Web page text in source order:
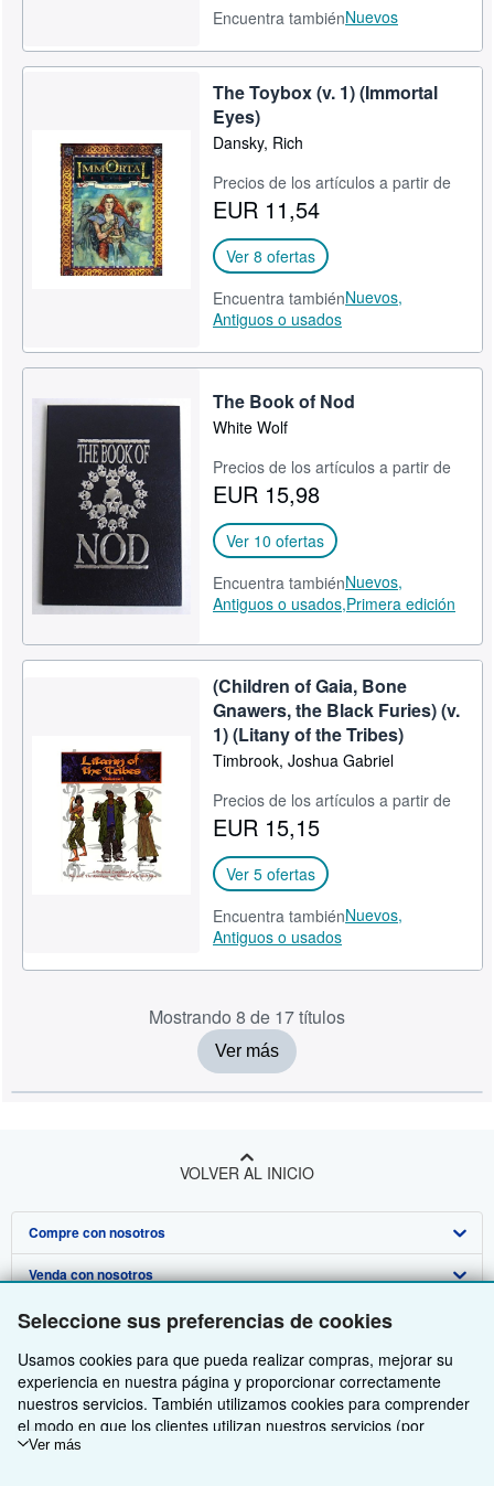
Seleccione sus preferencias de cookies
Usamos cookies para que pueda realizar compras, mejorar su
experiencia en nuestra página y proporcionar correctamente
nuestros servicios. También utilizamos cookies para comprender
el modo en que los clientes utilizan nuestros servicios (por
ejemplo, midiendo las visitas al sitio) y así poder realizar mejoras.
Ver más
Encuentra tambiénNuevos
The Toybox (v. 1) (Immortal
Eyes)
Dansky, Rich
Precios de los artículos a partir de
EUR 11,54
Ver 8 ofertas
Encuentra tambiénNuevos,
Antiguos o usados
The Book of Nod
White Wolf
Precios de los artículos a partir de
EUR 15,98
Ver 10 ofertas
Encuentra tambiénNuevos,
Antiguos o usados,Primera edición
(Children of Gaia, Bone
Gnawers, the Black Furies) (v.
1) (Litany of the Tribes)
Timbrook, Joshua Gabriel
Precios de los artículos a partir de
EUR 15,15
Ver 5 ofertas
Encuentra tambiénNuevos,
Antiguos o usados
Mostrando 8 de 17 títulos
Ver más
VOLVER AL INICIO
Compre con nosotros
Búsqueda avanzada
Colecciones
Mi cuenta
Mis pedidos
Ver carrito
Venda con nosotros
Comenzar a vender
Únase a nuestro programa de afiliados
Recomiende un vendedor
Sobre nosotros
Sobre IberLibro
Medios
Empleo
Obtener Ayuda
Preguntas frecuentes y guías
Atención al Cliente
Otras compañías de AbeBooks
AbeBooks.com
Siga a IberLibro